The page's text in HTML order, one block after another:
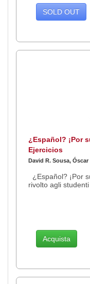
SOLD OUT
¿Español? ¡Por
Ejercicios
David R. Sousa,
¿Español? ¡Por
rivolto agli studenti
Acquista